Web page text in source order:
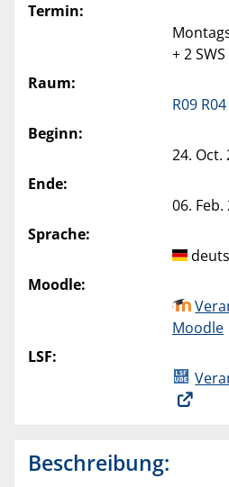
Termin:
+ 2
Raum:
R09
Beginn:
24. Oct.
Ende:
06. Feb.
Sprache:
Moodle:
Moodle
LSF:
Beschreibung: